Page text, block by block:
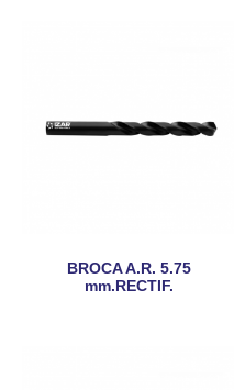
BROCA A.R. 5.75
mm.RECTIF.